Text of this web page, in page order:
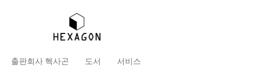
출판회사 헥사곤 도서 서비스